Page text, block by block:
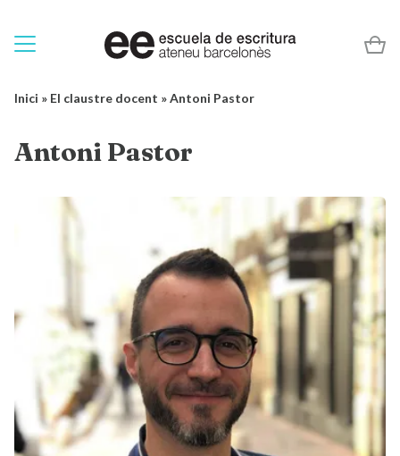
Inici » El claustre docent »Antoni Pastor
Antoni Pastor